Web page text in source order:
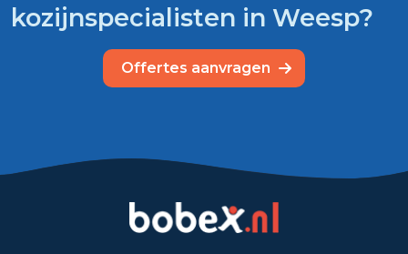
kozijnspecialisten in Weesp?
Offertes aanvragen